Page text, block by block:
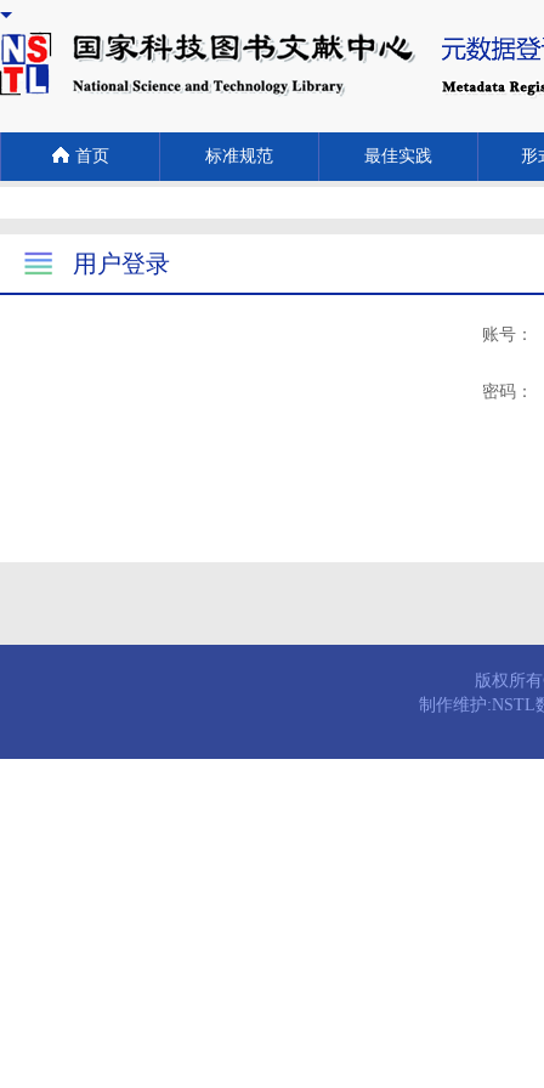
首页 标准规范 最佳实践 形
用户登录
账号：
密码：
版权所
制作维护:NSTL